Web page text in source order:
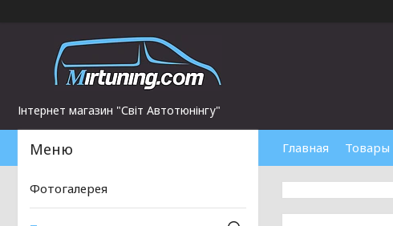
Інтернет магазин "Світ Автотюнінгу"
Главная Товары
Фотогалерея